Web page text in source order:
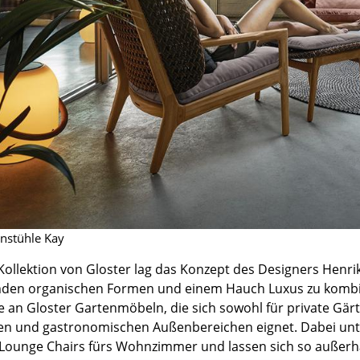
Farbwelten
Das Original
Geschenkideen
Blick
Kay
von Gloster lag das Konzept des Designers
organischen Formen und einem Hauch Luxus zu
an Gloster Gartenmöbeln, die sich sowohl für private
und gastronomischen Außenbereichen eignet. Dabei
Chairs fürs Wohnzimmer und lassen sich so